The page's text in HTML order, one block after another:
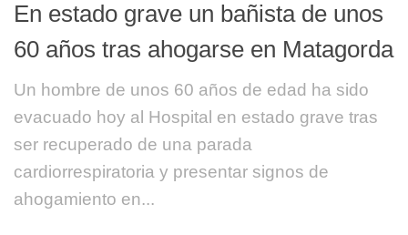
En estado grave un bañista de unos
60 años tras ahogarse en Matagorda
Un hombre de unos 60 años de edad ha sido
evacuado hoy al Hospital en estado grave tras
ser recuperado de una parada
cardiorrespiratoria y presentar signos de
ahogamiento en...